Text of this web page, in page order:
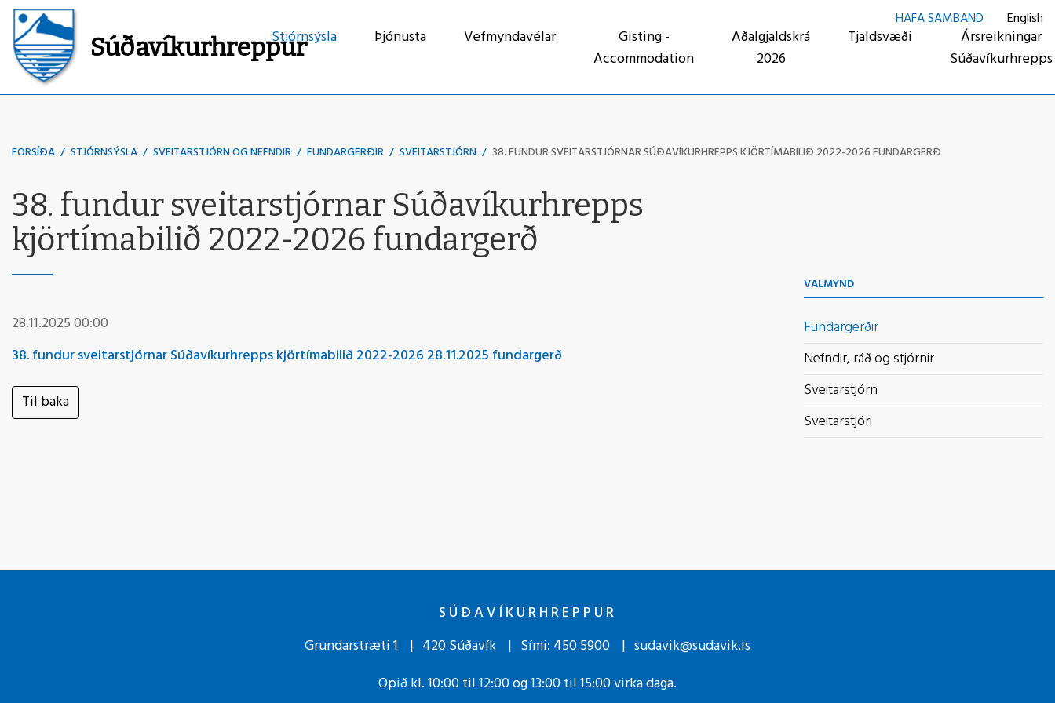
Súðavíkurhreppur
Stjórnsýsla Þjónusta Vefmyndavélar
Gisting -
Accommodation
Aðalgjaldskrá
2026
Tjaldsvæði
Ársreikningar
Súðavíkurhrepps
Leita
HAFA SAMBAND English
FORSÍÐA / STJÓRNSÝSLA / SVEITARSTJÓRN OG NEFNDIR / FUNDARGERÐIR / SVEITARSTJÓRN / 38. FUNDUR SVEITARSTJÓRNAR SÚÐAVÍKURHREPPS KJÖRTÍMABILIÐ 2022-2026 FUNDARGERÐ
38. fundur sveitarstjórnar Súðavíkurhrepps
kjörtímabilið 2022-2026 fundargerð
28.11.2025 00:00
38. fundur sveitarstjórnar Súðavíkurhrepps kjörtímabilið 2022-2026 28.11.2025 fundargerð
Til baka
VALMYND
Fundargerðir
Nefndir, ráð og stjórnir
Sveitarstjórn
Sveitarstjóri
SÚÐAVÍKURHREPPUR
Grundarstræti 1
420 Súðavík Sími: 450 5900
sudavik@sudavik.is
Opið kl. 10:00 til 12:00 og 13:00 til 15:00 virka daga.